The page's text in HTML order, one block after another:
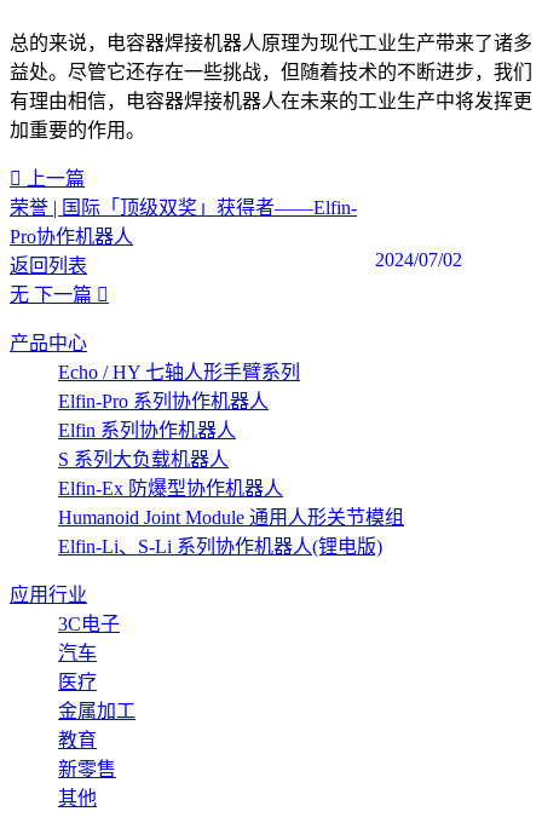
总的来说，电容器焊接机器人原理为现代工业生产带来了诸多
益处。尽管它还存在一些挑战，但随着技术的不断进步，我们
有理由相信，电容器焊接机器人在未来的工业生产中将发挥更
加重要的作用。
上一篇
荣誉 | 国际「顶级双奖」获得者——Elfin-
Pro协作机器人
2024/07/02
返回列表
无 下一篇
产品中心
Echo / HY 七轴人形手臂系列
Elfin-Pro 系列协作机器人
Elfin 系列协作机器人
S 系列大负载机器人
Elfin-Ex 防爆型协作机器人
Humanoid Joint Module 通用人形关节模组
Elfin-Li、S-Li 系列协作机器人(锂电版)
应用行业
3C电子
汽车
医疗
金属加工
教育
新零售
其他